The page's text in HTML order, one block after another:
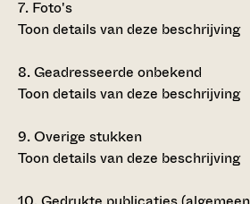
7. Foto's
Toon details van deze beschrijving
8.Geadresseerde onbekend
Toon details van deze beschrijving
9.Overige stukken
Toon details van deze beschrijving